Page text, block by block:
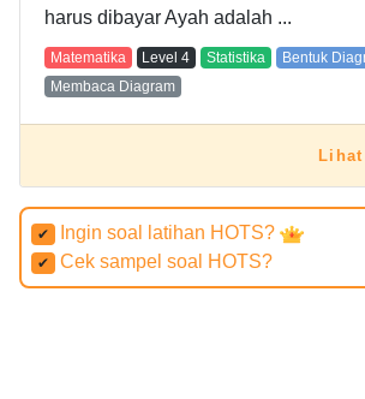
harus dibayar Ayah adalah ...
Matematika Level 4 Statistika
Bentuk
Membaca Diagram
✔ Ingin soal latihan HOTS?
✔ Cek sampel soal HOTS?